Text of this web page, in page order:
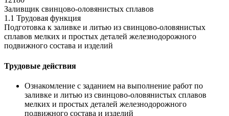
Заливщик свинцово-оловянистых сплавов
1.1 Трудовая функция
Подготовка к заливке и литью из свинцово-оловянистых
сплавов мелких и простых деталей железнодорожного
подвижного состава и изделий
Трудовые действия
Ознакомление с заданием на выполнение работ по
заливке и литью из свинцово-оловянистых сплавов
мелких и простых деталей железнодорожного
подвижного состава и изделий